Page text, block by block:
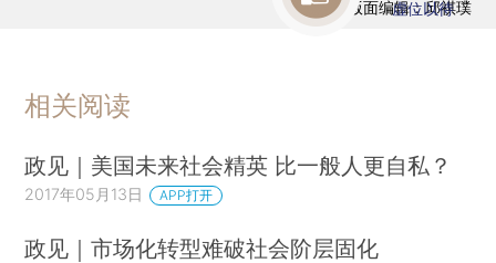
版面编辑：邱祺璞
虚位以待
相关阅读
政见｜美国未来社会精英 比一般人更自私？
2017年05月13日 APP打开
政见｜市场化转型难破社会阶层固化